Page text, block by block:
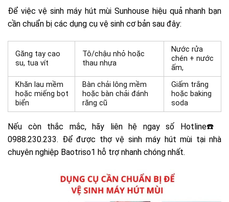
Để việc vệ sinh máy hút mùi Sunhouse hiệu quả nhanh bạn
cần chuẩn bị các dụng cụ vệ sinh cơ bản sau đây:
Găng tay cao
su, tua vít
Tô/chậu nhỏ hoặc
thau nhựa
Nước rửa
chén + nước
ấm,
Khăn lau mềm
hoặc miếng bọt
biển
Bàn chải lông mềm
hoặc bàn chải đánh
răng cũ
Giấm trắng
hoặc baking
soda
Nếu còn thắc mắc, hãy liên hệ ngay số Hotline☎️
0988.230.233. Để được thợ vệ sinh máy hút mùi tại nhà
chuyên nghiệp Baotriso1 hỗ trợ nhanh chóng nhất.